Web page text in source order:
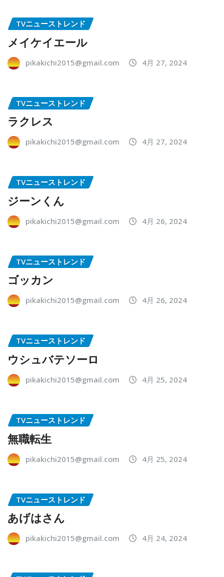
TVニューストレンド
メイケイエール
pikakichi2015@gmail.com 4月 27, 2024
TVニューストレンド
ラクレス
pikakichi2015@gmail.com 4月 27, 2024
TVニューストレンド
ジーンくん
pikakichi2015@gmail.com 4月 26, 2024
TVニューストレンド
ゴッカン
pikakichi2015@gmail.com 4月 26, 2024
TVニューストレンド
ウシュバテソーロ
pikakichi2015@gmail.com 4月 25, 2024
TVニューストレンド
無職転生
pikakichi2015@gmail.com 4月 25, 2024
TVニューストレンド
あげはさん
pikakichi2015@gmail.com 4月 24, 2024